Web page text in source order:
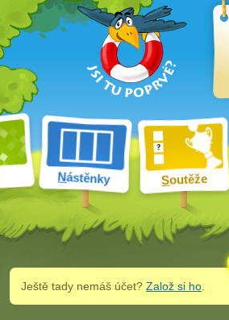
Nástěnky Soutěže
Ještě tady nemáš účet? Založ si ho.